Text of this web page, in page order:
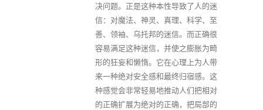
决问题。正是这种本性导致了人的迷
信：对魔法、神灵、真理、科学、至
善、领袖、乌托邦的迷信。而正确很
容易满足这种迷信，并使之膨胀为畸
形的狂妄和懒惰。它在心理上为人带
来一种绝对安全感和最终归宿感。这
种感觉会非常轻易地推动人们把相对
的正确扩展为绝对的正确，把局部的